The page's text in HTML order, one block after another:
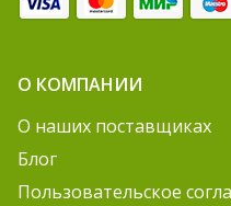
О КОМПАНИИ
О наших поставщиках
Блог
Пользовательское